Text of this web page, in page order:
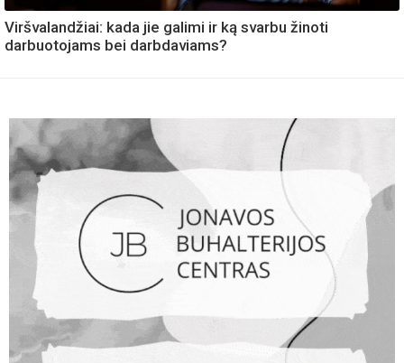
Viršvalandžiai: kada jie galimi ir ką svarbu žinoti
darbuotojams bei darbdaviams?